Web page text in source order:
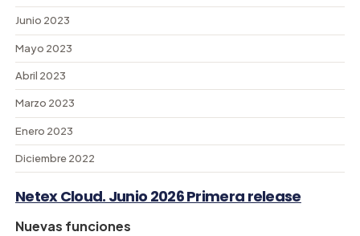
Netex Cloud. Junio 2026 Primera release
Nuevas funciones
Junio 2023
Mayo 2023
Abril 2023
Marzo 2023
Enero 2023
Diciembre 2022